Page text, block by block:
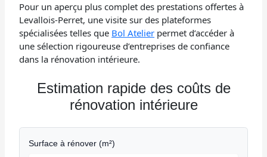
Pour un aperçu plus complet des prestations offertes à
Levallois-Perret, une visite sur des plateformes
spécialisées telles que Bol Atelier permet d’accéder à
une sélection rigoureuse d’entreprises de confiance
dans la rénovation intérieure.
Estimation rapide des coûts de
rénovation intérieure
Formulaire pour estimer le coût des travaux d’intérieur à
Surface à rénover (m²)